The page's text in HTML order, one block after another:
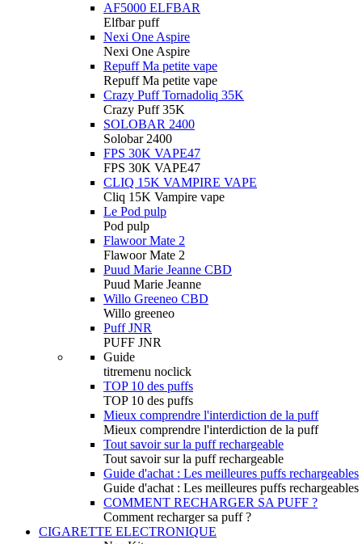
AF5000 ELFBAR
Elfbar puff
Nexi One Aspire
Nexi One Aspire
Repuff Ma petite vape
Repuff Ma petite vape
Crazy Puff Tornadoliq 35K
Crazy Puff 35K
SOLOBAR 2400
Solobar 2400
FPS 30K VAPE47
FPS 30K VAPE47
CLIQ 15K VAMPIRE VAPE
Cliq 15K Vampire vape
Le Pod pulp
Pod pulp
Flawoor Mate 2
Flawoor Mate 2
Puud Marie Jeanne CBD
Puud Marie Jeanne
Willo Greeneo CBD
Willo greeneo
Puff JNR
PUFF JNR
Guide
titremenu noclick
TOP 10 des puffs
TOP 10 des puffs
Mieux comprendre l'interdiction de la puff
Mieux comprendre l'interdiction de la puff
Tout savoir sur la puff rechargeable
Tout savoir sur la puff rechargeable
Guide d'achat : Les meilleures puffs rechargeables
Guide d'achat : Les meilleures puffs rechargeables
COMMENT RECHARGER SA PUFF ?
Comment recharger sa puff ?
CIGARETTE ELECTRONIQUE